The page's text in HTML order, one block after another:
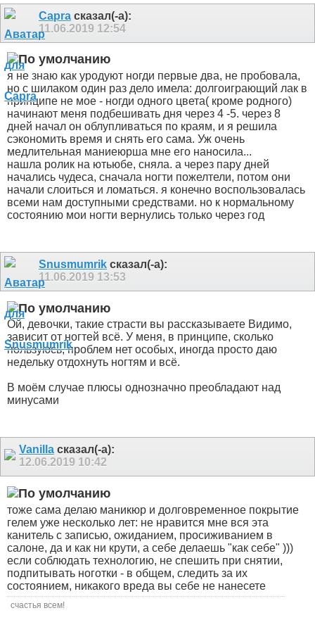
Capra сказал(-а):
11.06.2019 12:54
я не знаю как уродуют ногди первые два, не пробовала,
но с шилаком один раз дело имела: долгоиграющий лак в
принципе не мое - ногди одного цвета( кроме родного)
начинают меня подбешивать дня через 4 -5. через 8
дней начал он облупливаться по краям, и я решила
сэкономить время и снять его сама. Уж очень
медлительная маниеюрша мне его наносила...
нашла ролик на ютьюбе, сняла. а через пару дней
начались чудеса, сначала ногти пожелтели, потом они
начали слоиться и ломаться. я конечно воспользовалась
всеми нам доступными средствами. но к нормальному
состоянию мои ногти вернулись только через год
Snusmumrik сказал(-а):
11.06.2019 13:53
Ой, девочки, такие страсти вы рассказываете Видимо,
зависит от ногтей всё. У меня, в принципе, сколько
пользуюсь, проблем нет особых, иногда просто даю
недельку отдохнуть ногтям и всё.
В моём случае плюсы однозначно преобладают над
минусами
Vanilla сказал(-а):
12.06.2019 10:42
тоже сама делаю маникюр и долговременное покрытие
гелем уже несколько лет: не нравится мне вся эта
канитель с записью, ожиданием, просиживанием в
салоне, да и как ни крути, а себе делаешь "как себе" )))
если соблюдать технологию, не спешить при снятии,
подпитывать ноготки - в общем, следить за их
состоянием, никакого вреда вы себе не нанесете
счастья всем!